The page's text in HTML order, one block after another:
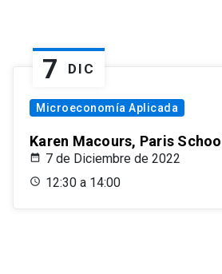
7 DIC
Microeconomía Aplicada
Karen Macours, Paris
7 de Diciembre de 2022
12:30 a 14:00